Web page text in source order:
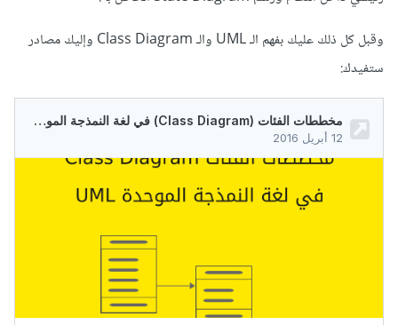
وقبل كل ذلك عليك بفهم الـ UML والـ Class Diagram وإليك مصادر
ستفيدك: